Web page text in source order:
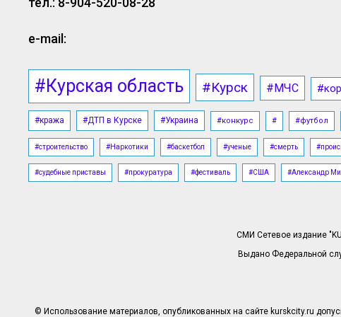
e-mail:
#Курская область #Курск #МЧС
#кража #ДТП в Курске #Украина #конкурс # #футбол
#строительство #Наркотики #баскетбол #ученые #смерть
#судебные приставы #прокуратура #фестиваль #США #Александр
СМИ Сетевое издание
Выдано Федеральной
© Использование материалов, опубликованных на сайте kurskcity.ru